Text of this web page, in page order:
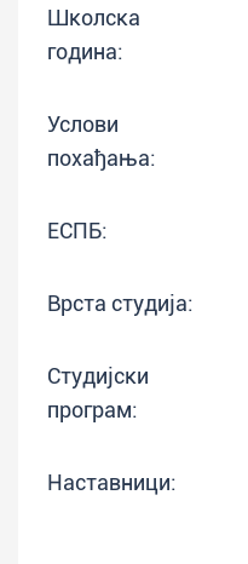
Школска
година:
Услови
похађања:
ЕСПБ:
Врста студија:
Студијски
програм:
Наставници: